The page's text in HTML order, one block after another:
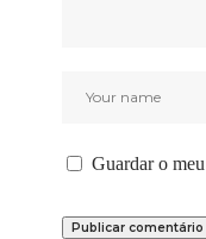
Guardar o